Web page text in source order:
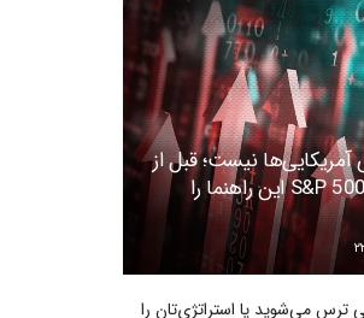
نیست؛ قبل از
خرید اپل، انویدیا یا S&P 500 این راهنما را
ترس می‌شوید یا استراتژی‌تان را